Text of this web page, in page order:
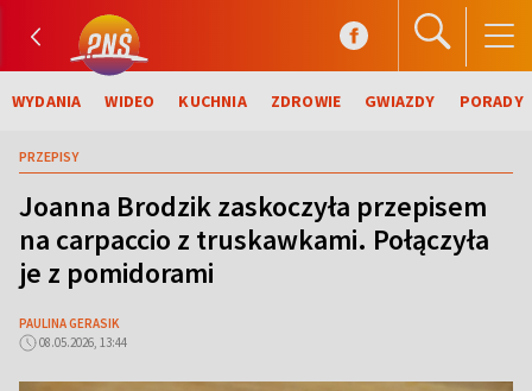
WYDANIA WIDEO KUCHNIA ZDROWIE GWIAZDY PORADY
PRZEPISY
Joanna Brodzik zaskoczyła przepisem
na carpaccio z truskawkami. Połączyła
je z pomidorami
PAULINA GERASIK
08.05.2026, 13:44